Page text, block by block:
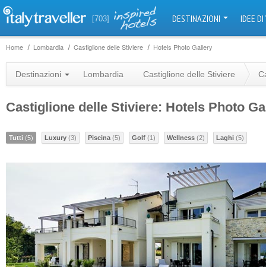
[703] DESTINAZIONI IDEE
Home Lombardia Castiglione delle Stiviere Hotels Photo Gallery
Destinazioni Lombardia Castiglione delle Stiviere
Castiglione delle Stiviere: Hotels Photo
Tutti (5) Luxury (3) Piscina (5) Golf (1) Wellness (2) Laghi (5)